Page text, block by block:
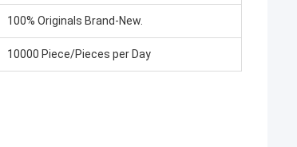
100% Originals Brand-New.
10000 Piece/Pieces per Day